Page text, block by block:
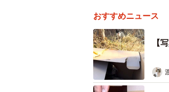
おすすめニュース
【